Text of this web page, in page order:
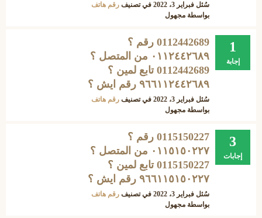
سُئل فبراير 3، 2022 في تصنيف رقم هاتف
بواسطة مجهول
1
إجابة
0112442689 رقم ؟
۰۱۱۲٤٤۲٦۸۹ من المتصل ؟
0112442689 تابع لمين ؟
۹٦٦۱۱۲٤٤۲٦۸۹ رقم ايش ؟
سُئل فبراير 3، 2022 في تصنيف رقم هاتف
بواسطة مجهول
3
إجابات
0115150227 رقم ؟
۰۱۱٥۱٥۰۲۲٧ من المتصل ؟
0115150227 تابع لمين ؟
۹٦٦۱۱٥۱٥۰۲۲٧ رقم ايش ؟
سُئل فبراير 3، 2022 في تصنيف رقم هاتف
بواسطة مجهول